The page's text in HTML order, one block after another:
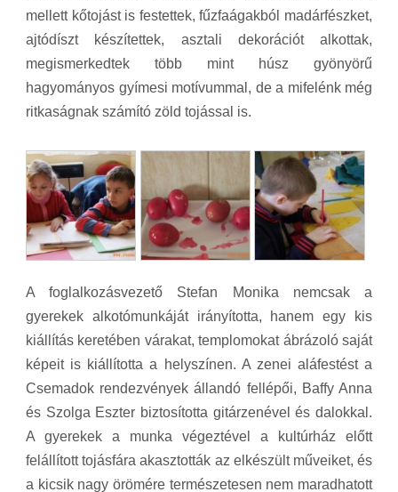
mellett kőtojást is festettek, fűzfaágakból madárfészket,
ajtódíszt készítettek, asztali dekorációt alkottak,
megismerkedtek több mint húsz gyönyörű
hagyományos gyímesi motívummal, de a mifelénk még
ritkaságnak számító zöld tojással is.
A foglalkozásvezető Stefan Monika nemcsak a
gyerekek alkotómunkáját irányította, hanem egy kis
kiállítás keretében várakat, templomokat ábrázoló saját
képeit is kiállította a helyszínen. A zenei aláfestést a
Csemadok rendezvények állandó fellépői, Baffy Anna
és Szolga Eszter biztosította gitárzenével és dalokkal.
A gyerekek a munka végeztével a kultúrház előtt
felállított tojásfára akasztották az elkészült műveiket, és
a kicsik nagy örömére természetesen nem maradhatott